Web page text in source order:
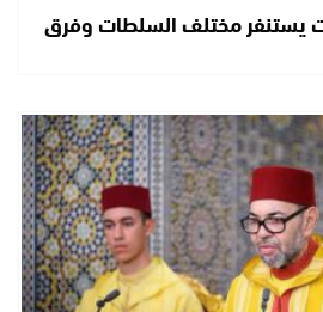
يستنفر مختلف السلطات وفرق